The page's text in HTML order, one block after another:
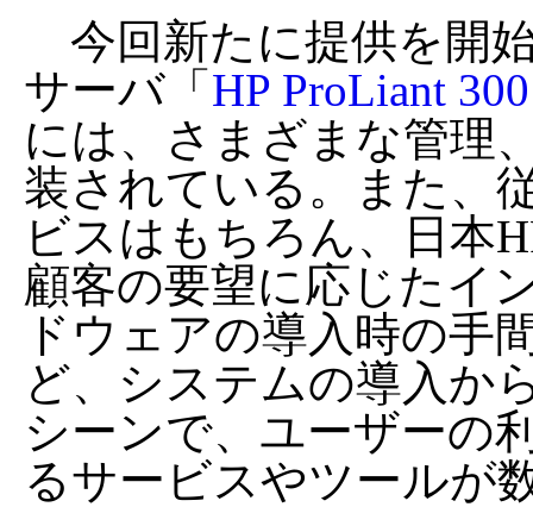
今回新たに提供を開
サーバ「 HP ProLiant
には、さまざまな管理
装されている。また、
ビスはもちろん、日本
顧客の要望に応じたイ
ドウェアの導入時の手
ど、システムの導入か
シーンで、ユーザーの
るサービスやツールが